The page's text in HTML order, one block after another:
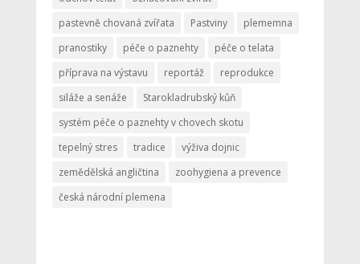
pastevně chovaná zvířata
Pastviny
plememna
pranostiky
péče o paznehty
péče o telata
příprava na výstavu
reportáž
reprodukce
siláže a senáže
Starokladrubský kůň
systém péče o paznehty v chovech skotu
tepelný stres
tradice
výživa dojnic
zemědělská angličtina
zoohygiena a prevence
česká národní plemena